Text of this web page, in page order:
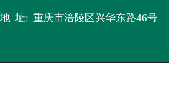
地 址: 重庆市涪陵区兴华东路46号​